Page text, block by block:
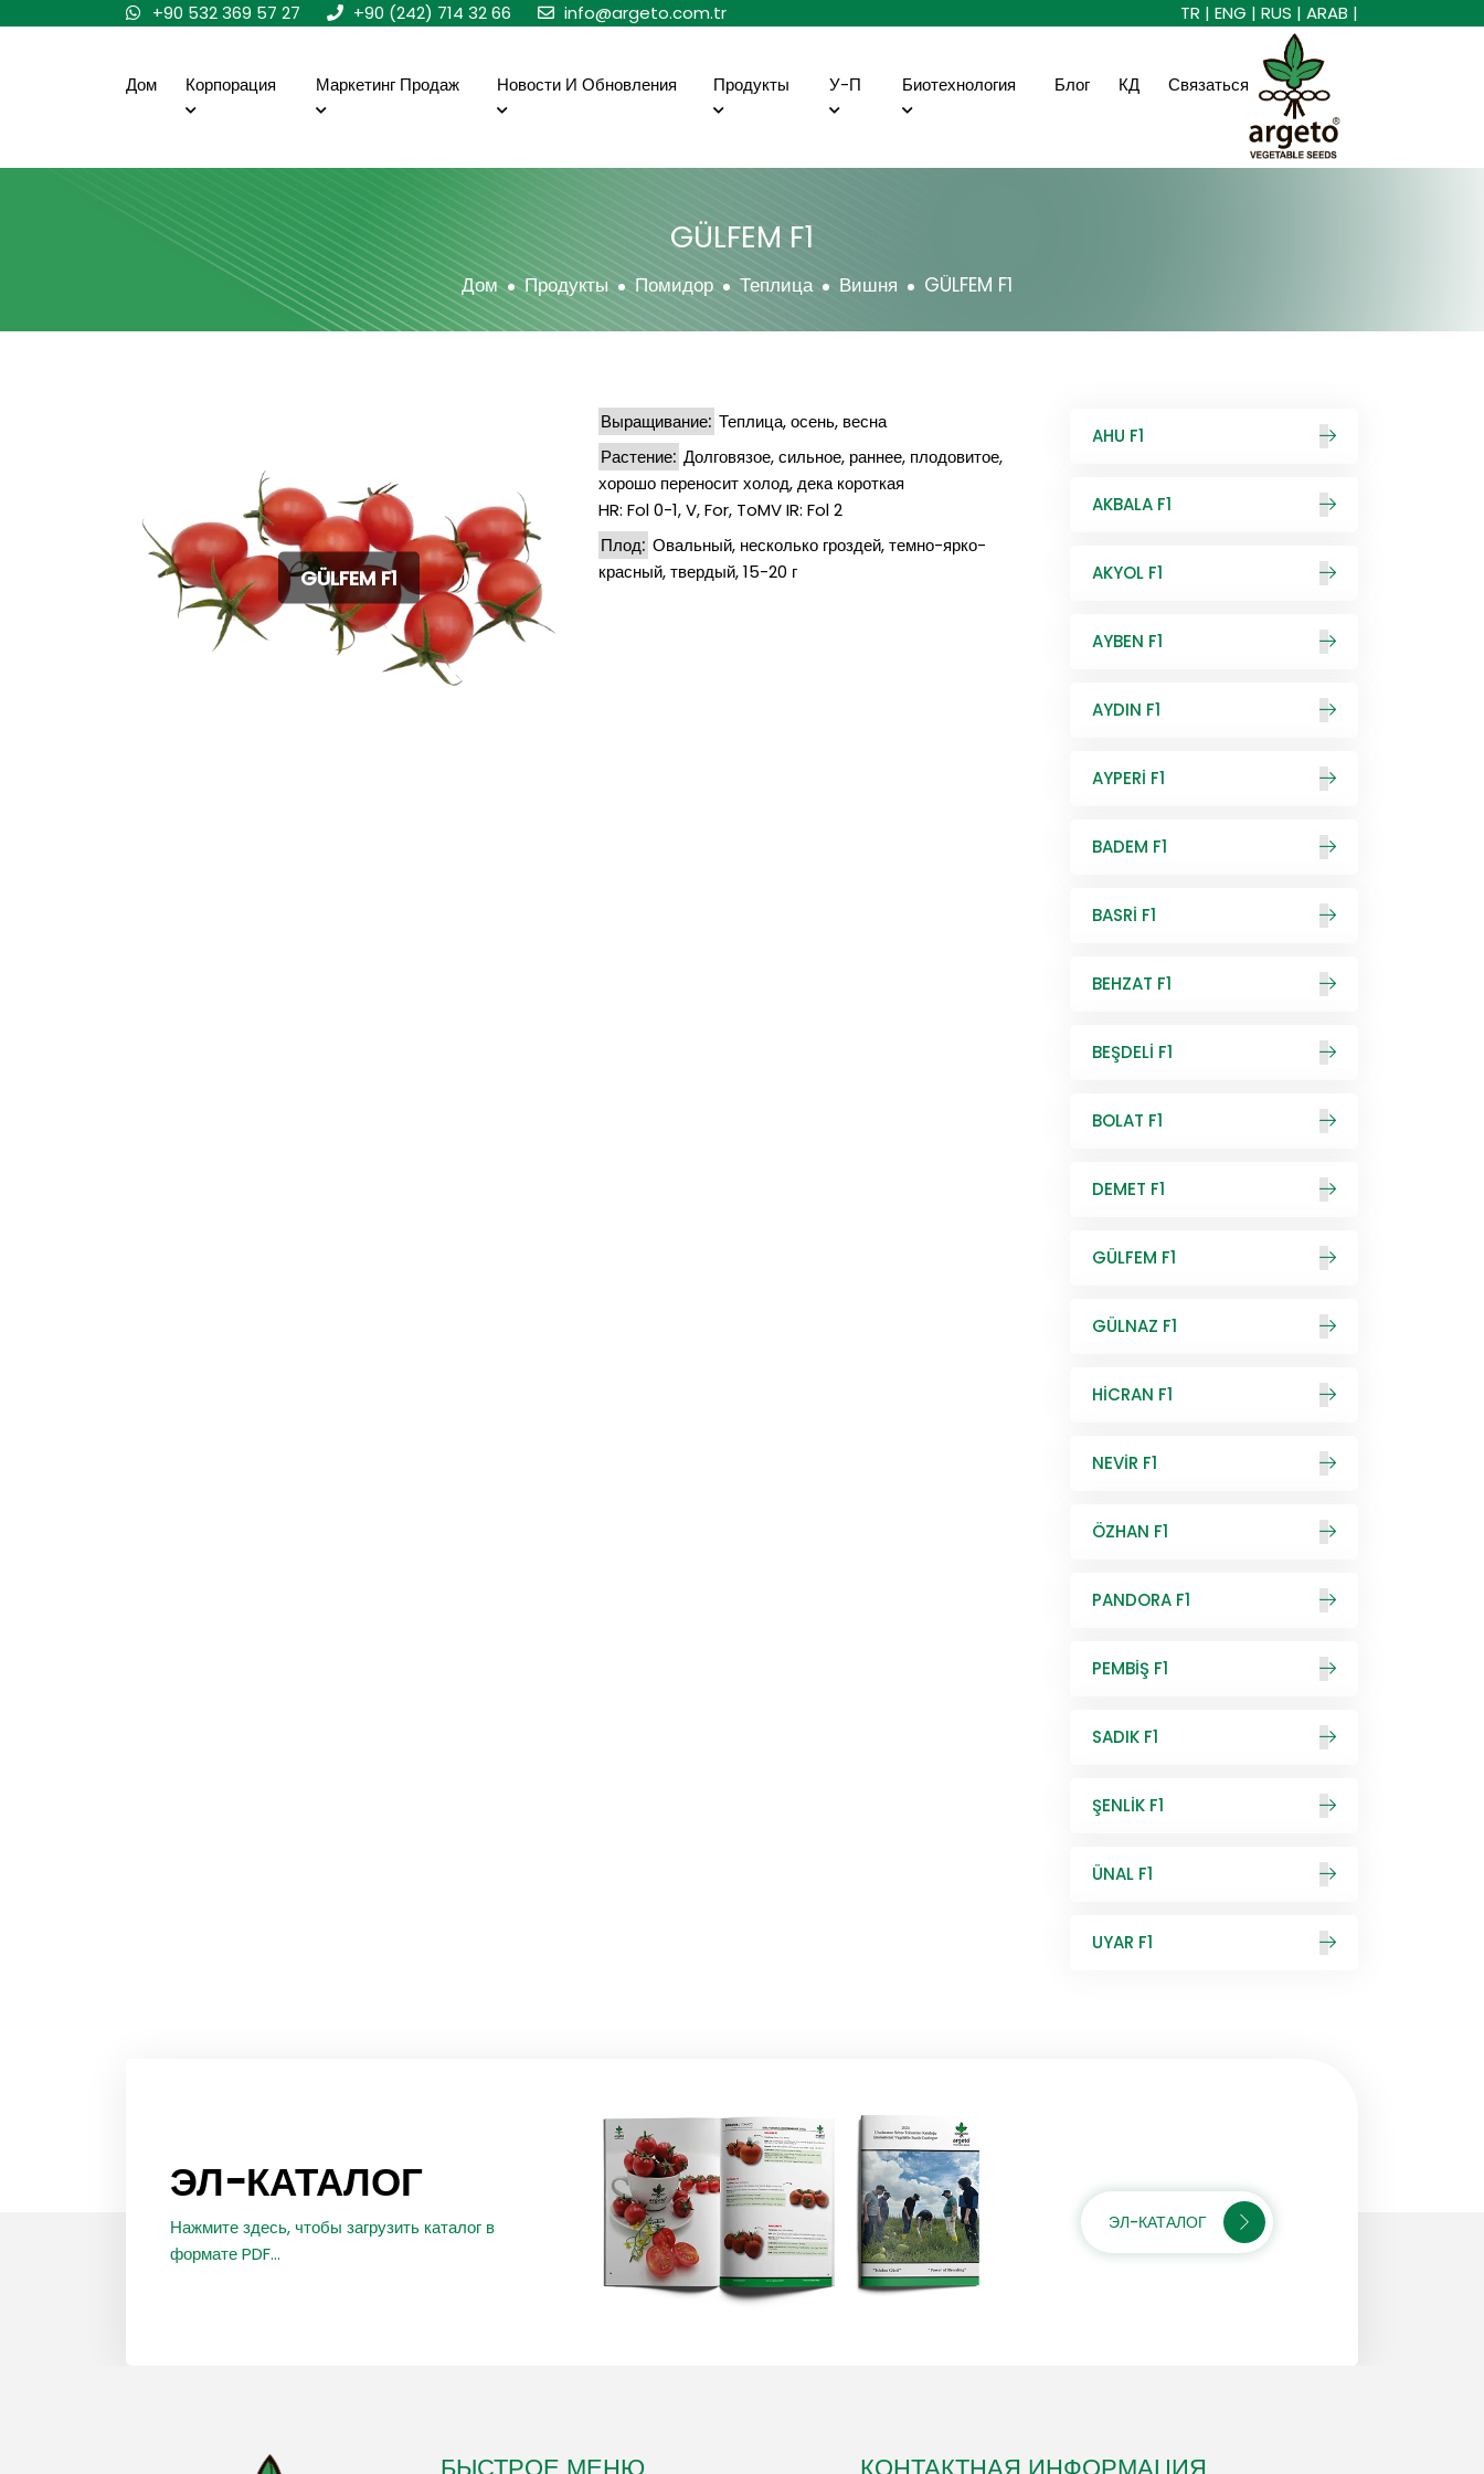
+90 532 369 57 27 +90 (242) 714 32 66 info@argeto.com.tr TR | ENG | RUS | ARAB |
Дом Корпорация Маркетинг Продаж Новости И Обновления Продукты У-П Биотехнология Блог КД Связаться
GÜLFEM F1
Дом Продукты Помидор Теплица Вишня GÜLFEM F1
GÜLFEM F1
Выращивание: Теплица, осень, весна
Растение: Долговязое, сильное, раннее, плодовитое,
хорошо переносит холод, дека короткая
HR: Fol 0-1, V, For, ToMV IR: Fol 2
Плод: Овальный, несколько гроздей, темно-ярко-
красный, твердый, 15-20 г
AHU F1
AKBALA F1
AKYOL F1
AYBEN F1
AYDIN F1
AYPERİ F1
BADEM F1
BASRİ F1
BEHZAT F1
BEŞDELİ F1
BOLAT F1
DEMET F1
GÜLFEM F1
GÜLNAZ F1
HİCRAN F1
NEVİR F1
ÖZHAN F1
PANDORA F1
PEMBİŞ F1
SADIK F1
ŞENLİK F1
ÜNAL F1
UYAR F1
ЭЛ-КАТАЛОГ
Нажмите здесь, чтобы загрузить каталог в
формате PDF...
ЭЛ-КАТАЛОГ